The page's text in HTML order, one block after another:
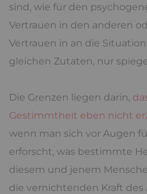
sind, wie für den
Vertrauen in den anderen
Vertrauen in an die
gleichen Zutaten, nur
Die Grenzen liegen darin,
Gestimmtheit eben nicht
wenn man sich vor Augen
erforscht, was bestimmte
diesem und jenem
die vernichtenden Kraft des